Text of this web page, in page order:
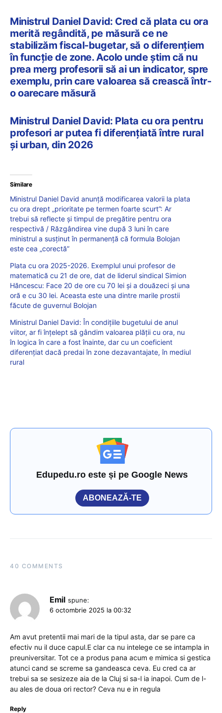
Ministrul Daniel David: Cred că plata cu ora
merită regândită, pe măsură ce ne
stabilizăm fiscal-bugetar, să o diferențiem
în funcție de zone. Acolo unde știm că nu
prea merg profesorii să ai un indicator, spre
exemplu, prin care valoarea să crească într-
o oarecare măsură
Ministrul Daniel David: Plata cu ora pentru
profesori ar putea fi diferențiată între rural
și urban, din 2026
Similare
Ministrul Daniel David anunță modificarea valorii la plata
cu ora drept „prioritate pe termen foarte scurt”: Ar
trebui să reflecte și timpul de pregătire pentru ora
respectivă / Răzgândirea vine după 3 luni în care
ministrul a susținut în permanență că formula Bolojan
este cea „corectă”
Plata cu ora 2025-2026. Exemplul unui profesor de
matematică cu 21 de ore, dat de liderul sindical Simion
Hăncescu: Face 20 de ore cu 70 lei și a douăzeci și una
oră e cu 30 lei. Aceasta este una dintre marile prostii
făcute de guvernul Bolojan
Ministrul Daniel David: În condițiile bugetului de anul
viitor, ar fi înțelept să gândim valoarea plății cu ora, nu
în logica în care a fost înainte, dar cu un coeficient
diferențiat dacă predai în zone dezavantajate, în mediul
rural
Edupedu.ro este și pe Google News
ABONEAZĂ-TE
40 COMMENTS
Emil spune:
6 octombrie 2025 la 00:32
Am avut pretentii mai mari de la tipul asta, dar se pare ca
efectiv nu il duce capul.E clar ca nu intelege ce se intampla in
preuniversitar. Tot ce a produs pana acum e mimica si gestica
atunci cand se screme sa gandeasca ceva. Eu cred ca ar
trebui sa se sesizeze aia de la Cluj si sa-l ia inapoi. Cum de l-
au ales de doua ori rector? Ceva nu e in regula
Reply